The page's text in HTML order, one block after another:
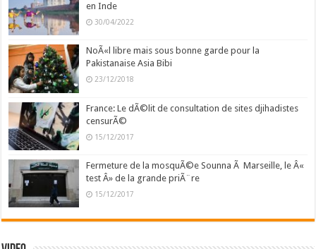
en Inde
30/04/2022
NoÃ«l libre mais sous bonne garde pour la
Pakistanaise Asia Bibi
23/12/2018
France: Le dÃ©lit de consultation de sites djihadistes
censurÃ©
15/12/2017
Fermeture de la mosquÃ©e Sounna Ã Marseille, le Â«
test Â» de la grande priÃ¨re
15/12/2017